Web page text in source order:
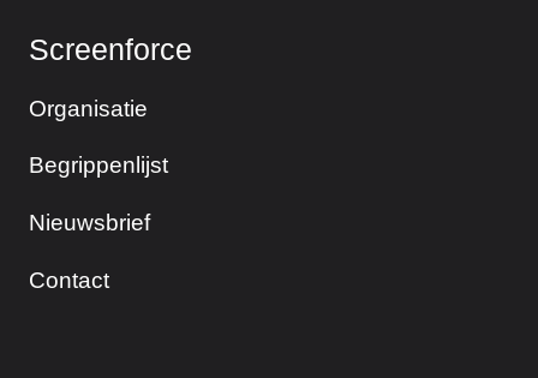
Screenforce
Organisatie
Begrippenlijst
Nieuwsbrief
Contact